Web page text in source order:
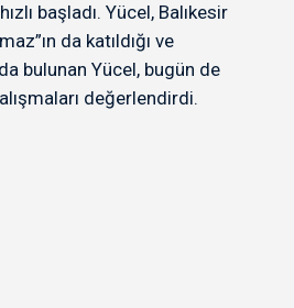
başladı. Yücel, Balıkesir
da katıldığı ve
bulunan Yücel, bugün de
değerlendirdi.